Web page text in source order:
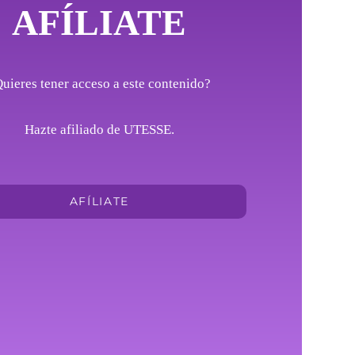
AFÍLIATE
tener acceso a este contenido?
Hazte afiliado de UTESSE.
AFÍLIATE